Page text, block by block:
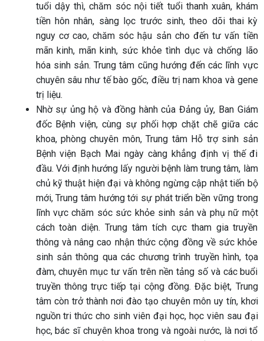
tuổi dậy thì, chăm sóc nội tiết tuổi thanh xuân, khám
tiền hôn nhân, sàng lọc trước sinh, theo dõi thai kỳ
nguy cơ cao, chăm sóc hậu sản cho đến tư vấn tiền
mãn kinh, mãn kinh, sức khỏe tình dục và chống lão
hóa sinh sản. Trung tâm cũng hướng đến các lĩnh vực
chuyên sâu như tế bào gốc, điều trị nam khoa và gene
trị liệu.
Nhờ sự ủng hộ và đồng hành của Đảng ủy, Ban Giám
đốc Bệnh viện, cùng sự phối hợp chặt chẽ giữa các
khoa, phòng chuyên môn, Trung tâm Hỗ trợ sinh sản
Bệnh viện Bạch Mai ngày càng khẳng định vị thế đi
đầu. Với định hướng lấy người bệnh làm trung tâm, làm
chủ kỹ thuật hiện đại và không ngừng cập nhật tiến bộ
mới, Trung tâm hướng tới sự phát triển bền vững trong
lĩnh vực chăm sóc sức khỏe sinh sản và phụ nữ một
cách toàn diện. Trung tâm tích cực tham gia truyền
thông và nâng cao nhận thức cộng đồng về sức khỏe
sinh sản thông qua các chương trình truyền hình, tọa
đàm, chuyên mục tư vấn trên nền tảng số và các buổi
truyền thông trực tiếp tại cộng đồng. Đặc biệt, Trung
tâm còn trở thành nơi đào tạo chuyên môn uy tín, khơi
nguồn tri thức cho sinh viên đại học, học viên sau đại
học, bác sĩ chuyên khoa trong và ngoài nước, là nơi tổ